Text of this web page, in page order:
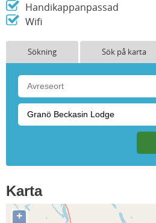
Handikappanpassad
Wifi
Sökning Sök på karta
Karta
+